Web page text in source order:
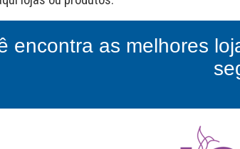
encontra as melhores